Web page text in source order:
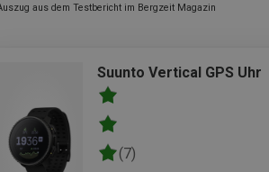
aus dem Testbericht im Bergzeit Magazin
Suunto Vertical GPS Uhr
(7)